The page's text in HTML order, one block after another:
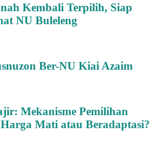
Kembali Terpilih, Siap
NU Buleleng
Ber-NU Kiai Azaim
Mekanisme Pemilihan
Mati atau Beradaptasi?